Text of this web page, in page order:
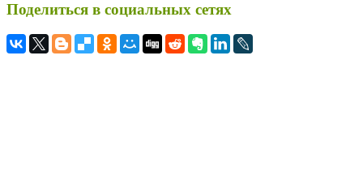
Поделиться в социальных сетях